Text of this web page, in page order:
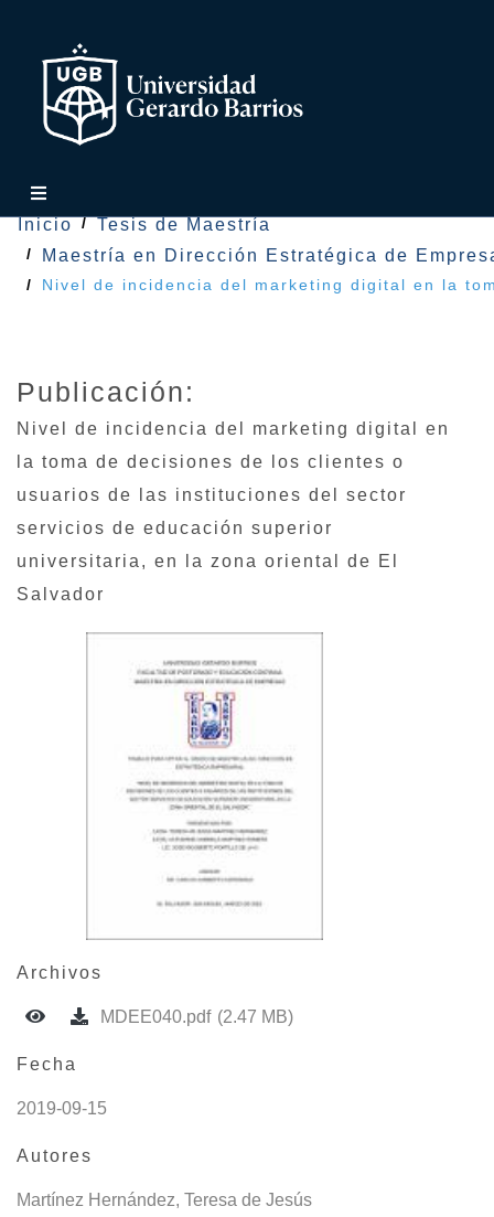
Inicio
Tesis de Maestría
Maestría en Dirección Estratégica de
Nivel de incidencia del marketing digital en la
Publicación:
Nivel de incidencia del marketing digital en
la toma de decisiones de los clientes o
usuarios de las instituciones del sector
servicios de educación superior
universitaria, en la zona oriental de El
Salvador
Archivos
MDEE040.pdf (2.47 MB)
Fecha
2019-09-15
Autores
Martínez Hernández, Teresa de Jesús